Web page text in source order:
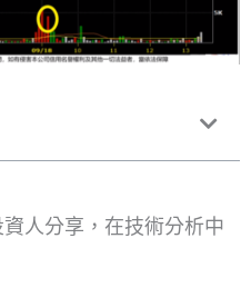
人分享，在技術分析中